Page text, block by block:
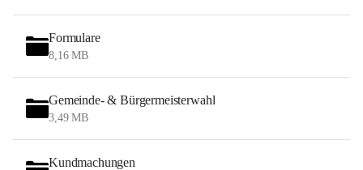
Formulare
8,16 MB
Gemeinde- & Bürgermeisterwahl
3,49 MB
Kundmachungen